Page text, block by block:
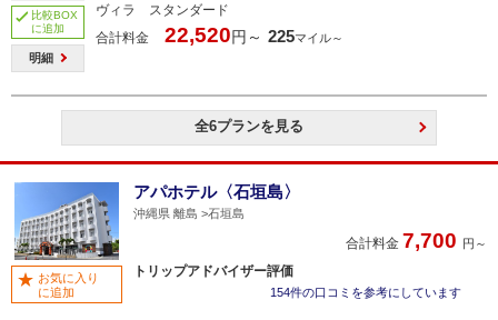
比較BOX
に追加
明細
ヴィラ スタンダード
合計料金
22,520円～ 225マイル～
全6プランを見る
アパホテル〈石垣島〉
沖縄県 離島 石垣島
合計料金 7,700 円～
トリップアドバイザー評価
154件の口コミを参考にしています
お気に入り
に追加